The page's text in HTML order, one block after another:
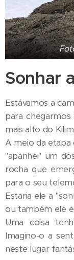
Sonhar
Estávamos a
para
mais alto do
A meio da
"apanhei" um
rocha que
para o seu
Estaria ele a
ou também ele
Uma coisa
Imagino-o a
neste lugar